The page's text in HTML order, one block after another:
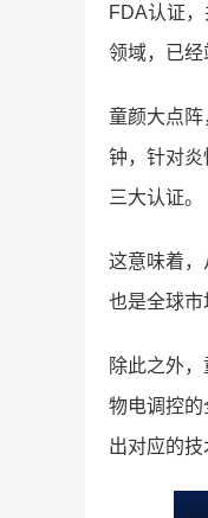
FDA认证
领域，已经
童颜大点
钟，针对
三大认证。
这意味着
也是全球市
除此之外
物电调控
出对应的技